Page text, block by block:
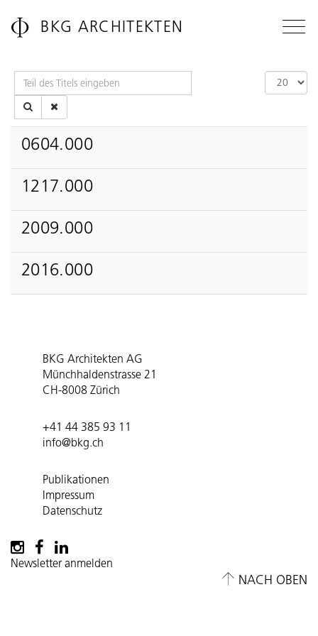
BKG ARCHITEKTEN
MENÜ
Projekte
Werkliste
Dienstleistungen
Über uns
News
75 JAHRE
Teil
des
Titels
eingeben
Anzeige
#
0604.000
1217.000
2009.000
2016.000
BKG Architekten AG
Münchhaldenstrasse 21
CH-8008 Zürich
+41 44 385 93 11
info@bkg.ch
Publikationen
Impressum
Datenschutz
Newsletter anmelden
NACH OBEN